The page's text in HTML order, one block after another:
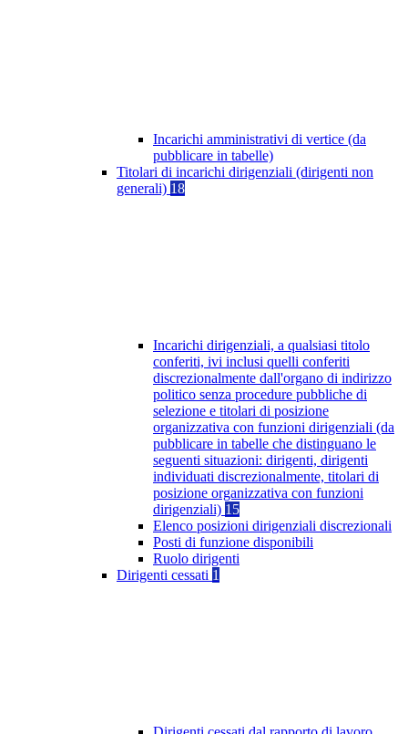
Incarichi amministrativi di vertice (da
pubblicare in tabelle)
Titolari di incarichi dirigenziali (dirigenti non
generali) 18
Incarichi dirigenziali, a qualsiasi titolo
conferiti, ivi inclusi quelli conferiti
discrezionalmente dall'organo di indirizzo
politico senza procedure pubbliche di
selezione e titolari di posizione
organizzativa con funzioni dirigenziali (da
pubblicare in tabelle che distinguano le
seguenti situazioni: dirigenti, dirigenti
individuati discrezionalmente, titolari di
posizione organizzativa con funzioni
dirigenziali) 15
Elenco posizioni dirigenziali discrezionali
Posti di funzione disponibili
Ruolo dirigenti
Dirigenti cessati 1